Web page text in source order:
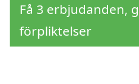
Få 3 erbjudanden,
förpliktelser